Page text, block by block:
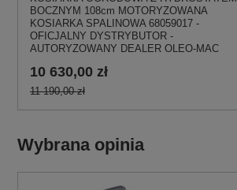
BOCZNYM 108cm MOTORYZOWANA
KOSIARKA SPALINOWA 68059017 -
OFICJALNY DYSTRYBUTOR -
AUTORYZOWANY DEALER OLEO-MAC
10 630,00 zł
11 190,00 zł
Wybrana opinia